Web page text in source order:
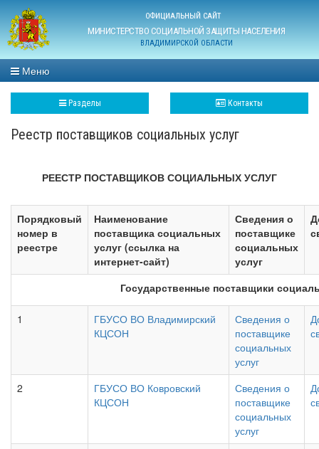
ОФИЦИАЛЬНЫЙ САЙТ
МИНИСТЕРСТВО СОЦИАЛЬНОЙ ЗАЩИТЫ НАСЕЛЕНИЯ
ВЛАДИМИРСКОЙ ОБЛАСТИ
Меню
Разделы Контакты
Реестр поставщиков социальных услуг
РЕЕСТР ПОСТАВЩИКОВ СОЦИАЛЬНЫХ УСЛУГ
Порядковый
номер в
реестре
Наименование
поставщика социальных
услуг (ссылка на
интернет-сайт)
Сведения о
поставщике
социальных
услуг
Государственные поставщики
1
ГБУСО ВО Владимирский
КЦСОН
Сведения о
поставщике
социальных
услуг
2
ГБУСО ВО Ковровский
КЦСОН
Сведения о
поставщике
социальных
услуг